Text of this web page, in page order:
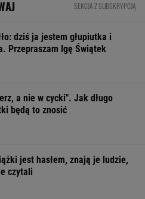
SEKCJA Z SUBSKRYPCJĄ
dziś ja jestem głupiutka i
Przepraszam Igę Świątek
a nie w cycki". Jak długo
będą to znosić
jest hasłem, znają je ludzie,
czytali